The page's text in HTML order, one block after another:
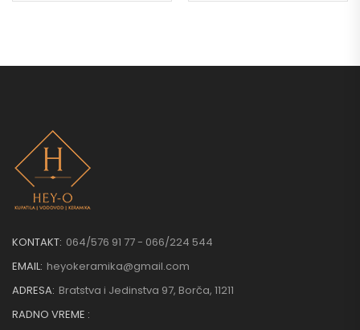
KONTAKT: 064/576 91 77 - 066/224 544
EMAIL: heyokeramika@gmail.com
ADRESA: Bratstva i Jedinstva 97, Borča, 11211
RADNO VREME :